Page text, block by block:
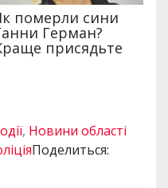
, Новини області
Поделиться: